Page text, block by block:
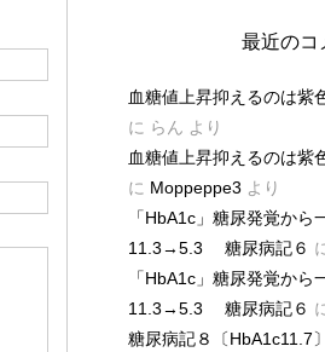
最近のコ
血糖値上昇抑えるのは紫
に らん より
血糖値上昇抑えるのは紫
に Moppeppe3 より
「HbA1c」糖尿発覚か
11.3→5.3 糖尿病記６
「HbA1c」糖尿発覚か
11.3→5.3 糖尿病記６
糖尿病記８〔HbA1c11.7